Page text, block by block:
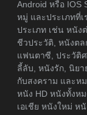
Android หรือ IOS
หมู่ และประเภทที่เ
ประเภท เช่น หนั
ชีวประวัติ, หนังต
แฟนตาซี, ประวัติศ
ลี้ลับ, หนังรัก, นิยา
กับสงคราม และห
หนัง HD หนังทั้งห
เอเชีย หนังใหม่ ห